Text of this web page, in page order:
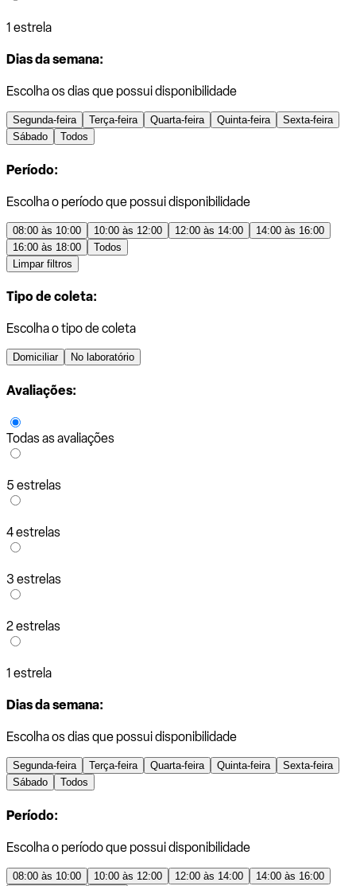
1 estrela
Dias da semana:
Escolha os dias que possui disponibilidade
Segunda-feira Terça-feira Quarta-feira Quinta-feira
Sexta-feira
Sábado
Todos
Período:
Escolha o período que possui disponibilidade
08:00 às 10:00 10:00 às 12:00 12:00 às 14:00
14:00 às 16:00
16:00 às 18:00
Todos
Limpar filtros
Tipo de coleta:
Escolha o tipo de coleta
Domiciliar No laboratório
Avaliações:
Todas as avaliações
5 estrelas
4 estrelas
3 estrelas
2 estrelas
1 estrela
Dias da semana:
Escolha os dias que possui disponibilidade
Segunda-feira Terça-feira Quarta-feira Quinta-feira
Sexta-feira
Sábado
Todos
Período:
Escolha o período que possui disponibilidade
08:00 às 10:00 10:00 às 12:00 12:00 às 14:00
14:00 às 16:00